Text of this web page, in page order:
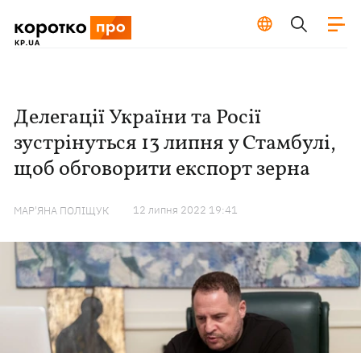
Делегації України та Росії
зустрінуться 13 липня у Стамбулі,
щоб обговорити експорт зерна
МАР'ЯНА ПОЛІЩУК 12 липня 2022 19:41